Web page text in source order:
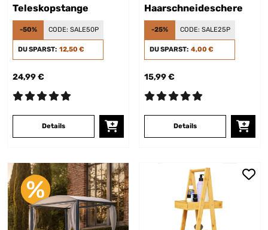
Teleskopstange
-50% CODE: SALE50P
DU SPARST: 12,50 €
24,99 €
Details
Haarschneideschere
-25% CODE: SALE25P
DU SPARST: 4,00 €
15,99 €
Details